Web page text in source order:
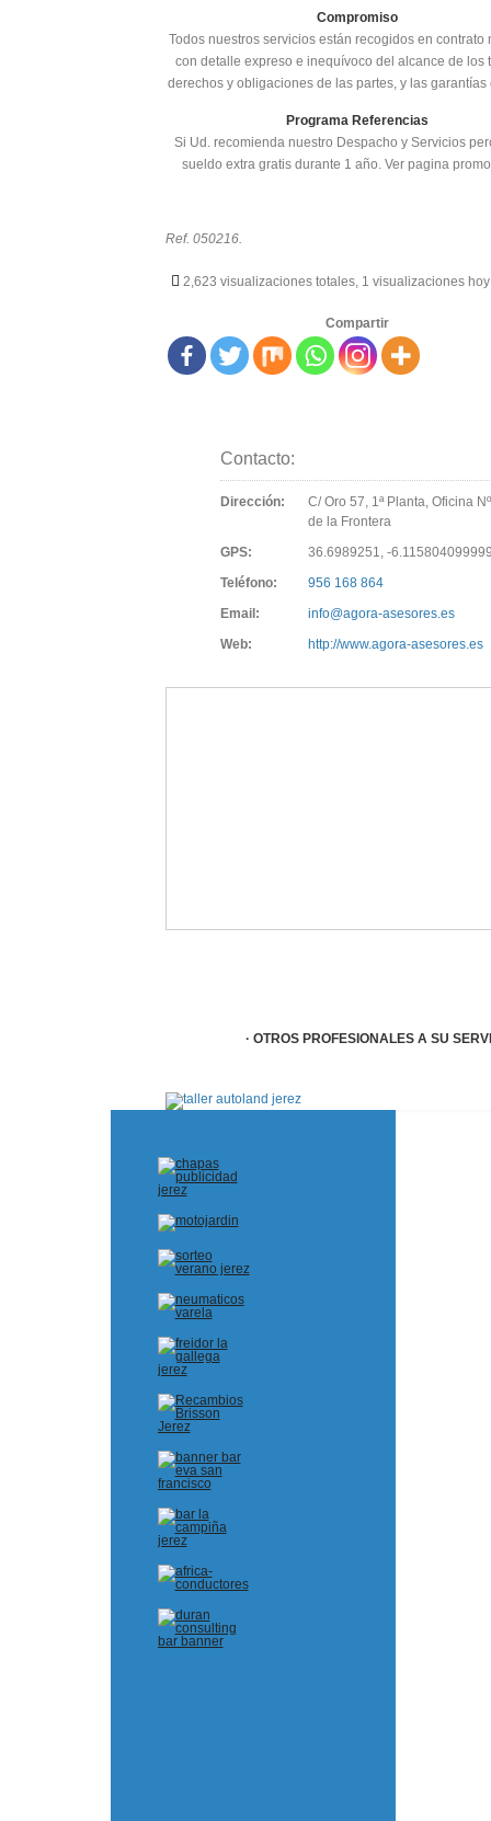
Compromiso
Todos nuestros servicios están recogidos en contrato
con detalle expreso e inequívoco del alcance de los
derechos y obligaciones de las partes, y las garantías
Programa Referencias
Si Ud. recomienda nuestro Despacho y Servicios
sueldo extra gratis durante 1 año. Ver pagina
Ref. 050216.
2,623 visualizaciones totales, 1 visualizaciones hoy
Compartir
Contacto:
Dirección:
C/ Oro 57, 1ª Planta, Oficina
de la Frontera
GPS:
36.6989251, -
Teléfono:
956 168 864
Email:
info@agora-asesores.es
Web:
http://www.agora-asesores.es
· OTROS PROFESIONALES A SU